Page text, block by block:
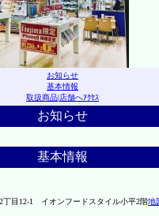
お知らせ
基本情報
取扱商品|店舗へｱｸｾｽ
お知らせ
基本情報
丁目12-1 イオンフードスタイル小平2階地